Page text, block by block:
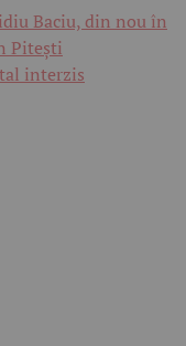
Baciu, din nou în
Pitești
interzis